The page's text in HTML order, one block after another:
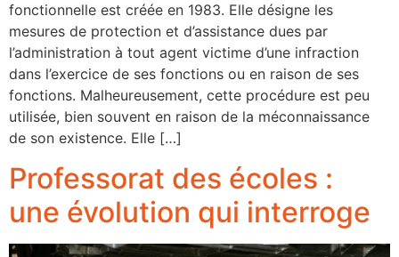
fonctionnelle est créée en 1983. Elle désigne les
mesures de protection et d’assistance dues par
l’administration à tout agent victime d’une infraction
dans l’exercice de ses fonctions ou en raison de ses
fonctions. Malheureusement, cette procédure est peu
utilisée, bien souvent en raison de la méconnaissance
de son existence. Elle […]
Professorat des écoles :
une évolution qui interroge